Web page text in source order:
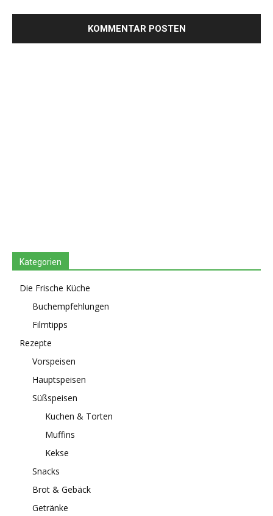
Kategorien
Die Frische Küche
Buchempfehlungen
Filmtipps
Rezepte
Vorspeisen
Hauptspeisen
Süßspeisen
Kuchen & Torten
Muffins
Kekse
Snacks
Brot & Gebäck
Getränke